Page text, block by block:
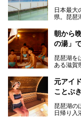
日本最大
県。琵琶
して栄え
指定され
の史跡が
琵琶湖の
朝から
の湯」
琵琶湖を
ある滋賀
今回は、
晩まで楽
違いなし
───
元アイ
ことぶ
琵琶湖の
日帰り入